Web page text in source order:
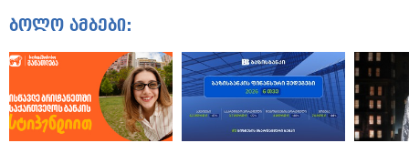
ბოლო ამბები: